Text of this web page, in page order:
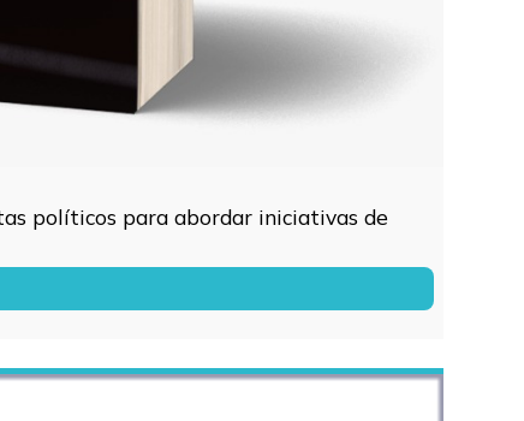
políticos para abordar iniciativas de